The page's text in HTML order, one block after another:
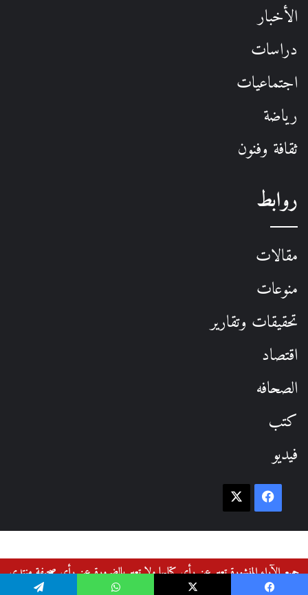
الأخبار
دراسات
اجتماعيات
رياضة
ثقافة وفنون
روابط
مقالات
منوعات
تحقيقات وتقارير
اقتصاد
الصحافه
كتب
فيديو
فيسبوك
جميع الآراء المنشورة تعبر عن رأي كتابها ولا تعبر بالضرورة عن رأي صحيفة منتدى